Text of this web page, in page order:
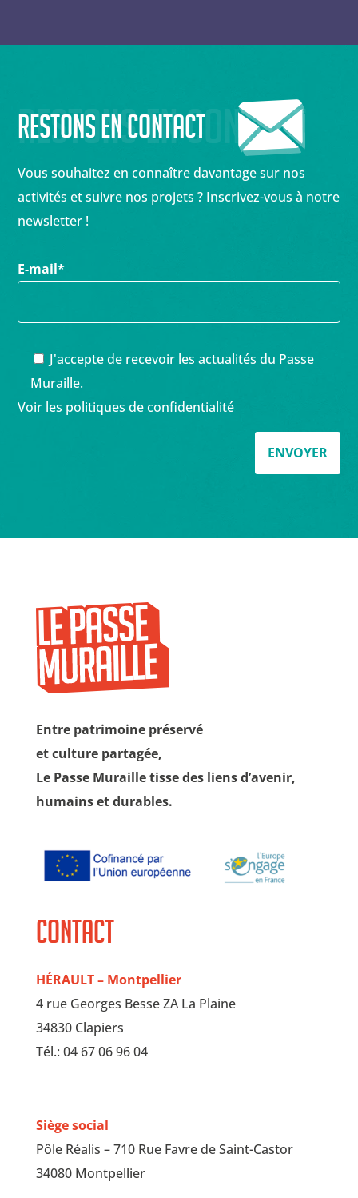
Restons en contact
Restons en contact
Vous souhaitez en connaître davantage sur nos
activités et suivre nos projets ? Inscrivez-vous à notre
newsletter !
E-mail*
J'accepte de recevoir les actualités du Passe
Muraille.
Voir les politiques de confidentialité
ENVOYER
Entre patrimoine préservé
et culture partagée,
Le Passe Muraille tisse des liens d’avenir,
humains et durables.
Contact
HÉRAULT – Montpellier
4 rue Georges Besse ZA La Plaine
34830 Clapiers
Tél.: 04 67 06 96 04
Siège social
Pôle Réalis – 710 Rue Favre de Saint-Castor
34080 Montpellier